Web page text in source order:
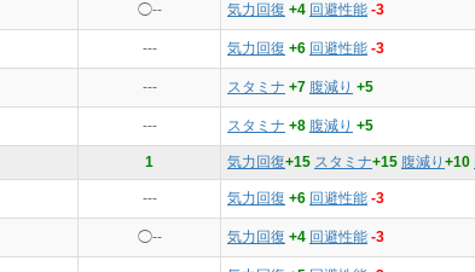
◯-- 気力回復 +4 回避性能 -3
--- 気力回復 +6 回避性能 -3
--- スタミナ +7 腹減り +5
--- スタミナ +8 腹減り +5
1 気力回復+15 スタミナ+15 腹減り +10
--- 気力回復 +6 回避性能 -3
◯-- 気力回復 +4 回避性能 -3